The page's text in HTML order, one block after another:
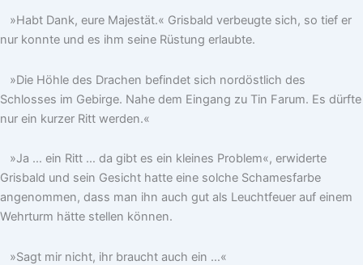
»Habt Dank, eure Majestät.« Grisbald verbeugte sich, so tief er
nur konnte und es ihm seine Rüstung erlaubte.
»Die Höhle des Drachen befindet sich nordöstlich des
Schlosses im Gebirge. Nahe dem Eingang zu Tin Farum. Es dürfte
nur ein kurzer Ritt werden.«
»Ja … ein Ritt … da gibt es ein kleines Problem«, erwiderte
Grisbald und sein Gesicht hatte eine solche Schamesfarbe
angenommen, dass man ihn auch gut als Leuchtfeuer auf einem
Wehrturm hätte stellen können.
»Sagt mir nicht, ihr braucht auch ein …«